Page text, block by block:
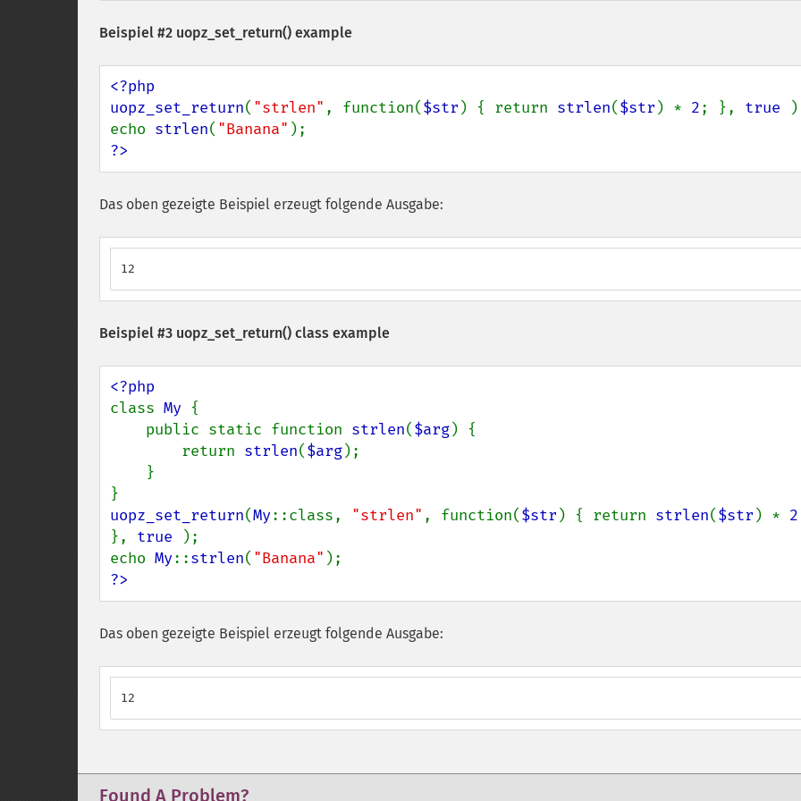
Beispiel #2 uopz_set_return() example
<?php
uopz_set_return( "strlen" , function($str ) { return strlen($str ) * 2; }, true
echo strlen( "Banana"
?>
Das oben gezeigte Beispiel erzeugt folgende Ausgabe:
12
Beispiel #3 uopz_set_return() class example
class My {
    public static function
strlen($arg) {
        return
strlen($arg);
uopz_set_return(My::class, "strlen" , function($str ) { return strlen($str ) * 2
}, true
);
echo My::strlen( "Banana"
?>
Das oben gezeigte Beispiel erzeugt folgende Ausgabe:
12
Found A Problem?